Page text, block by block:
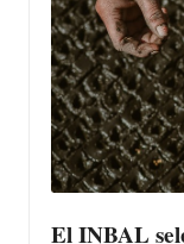
El INBAL